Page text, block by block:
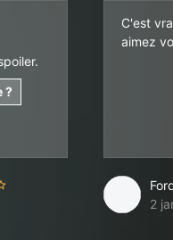
?
C'est
aimez
2